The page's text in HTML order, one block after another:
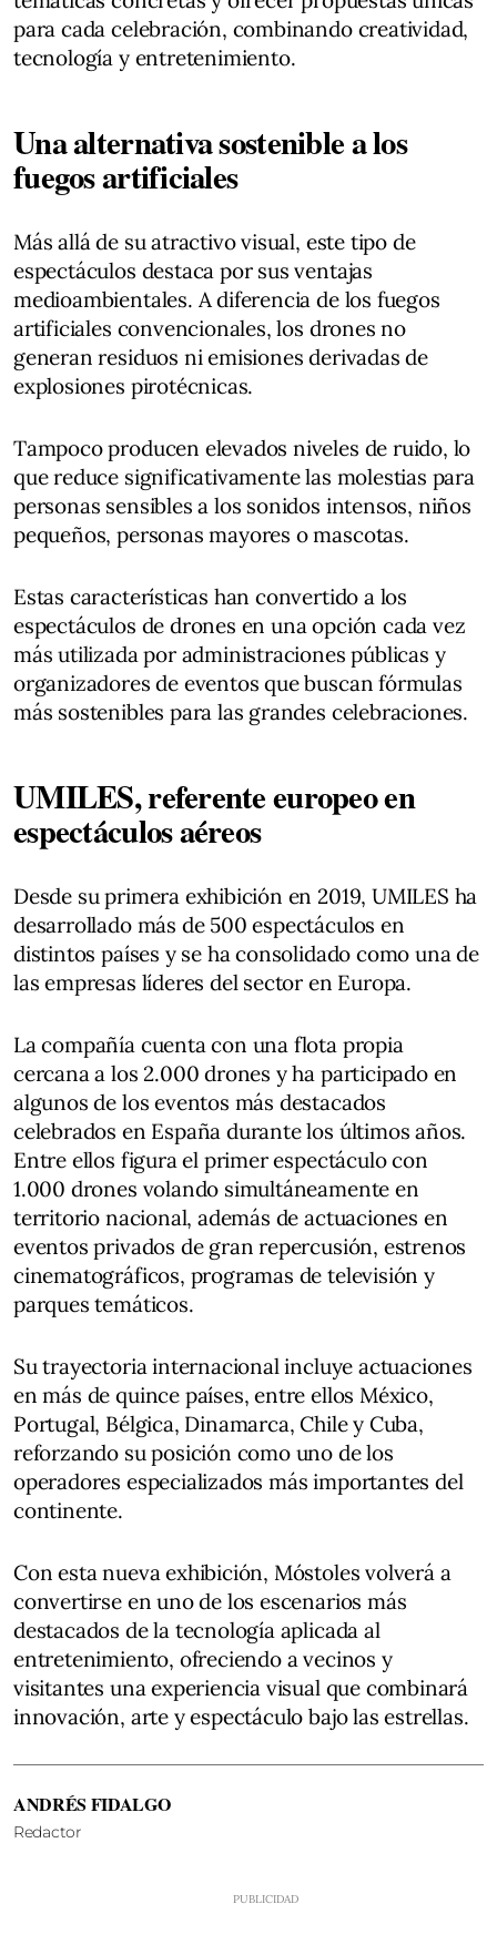
para cada celebración, combinando creatividad,
tecnología y entretenimiento.
Una alternativa sostenible a los
fuegos artificiales
Más allá de su atractivo visual, este tipo de
espectáculos destaca por sus ventajas
medioambientales. A diferencia de los fuegos
artificiales convencionales, los drones no
generan residuos ni emisiones derivadas de
explosiones pirotécnicas.
Tampoco producen elevados niveles de ruido, lo
que reduce significativamente las molestias para
personas sensibles a los sonidos intensos, niños
pequeños, personas mayores o mascotas.
Estas características han convertido a los
espectáculos de drones en una opción cada vez
más utilizada por administraciones públicas y
organizadores de eventos que buscan fórmulas
más sostenibles para las grandes celebraciones.
UMILES, referente europeo en
espectáculos aéreos
Desde su primera exhibición en 2019, UMILES ha
desarrollado más de 500 espectáculos en
distintos países y se ha consolidado como una de
las empresas líderes del sector en Europa.
La compañía cuenta con una flota propia
cercana a los 2.000 drones y ha participado en
algunos de los eventos más destacados
celebrados en España durante los últimos años.
Entre ellos figura el primer espectáculo con
1.000 drones volando simultáneamente en
territorio nacional, además de actuaciones en
eventos privados de gran repercusión, estrenos
cinematográficos, programas de televisión y
parques temáticos.
Su trayectoria internacional incluye actuaciones
en más de quince países, entre ellos México,
Portugal, Bélgica, Dinamarca, Chile y Cuba,
reforzando su posición como uno de los
operadores especializados más importantes del
continente.
Con esta nueva exhibición, Móstoles volverá a
convertirse en uno de los escenarios más
destacados de la tecnología aplicada al
entretenimiento, ofreciendo a vecinos y
visitantes una experiencia visual que combinará
innovación, arte y espectáculo bajo las estrellas.
ANDRÉS FIDALGO
Redactor